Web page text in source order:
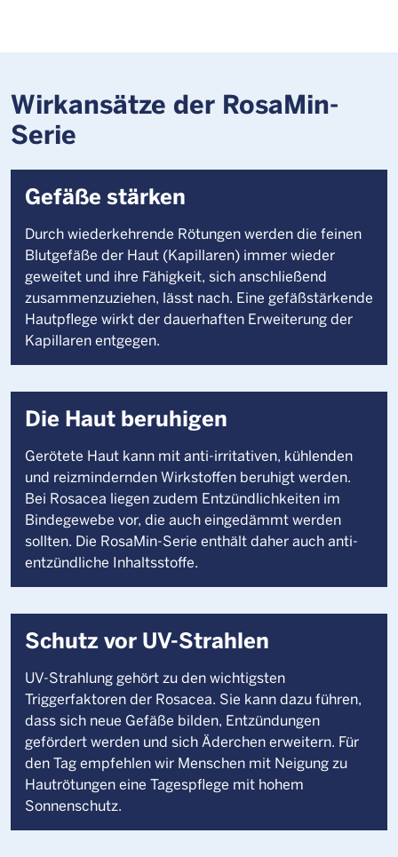
Wirkansätze der RosaMin-
Serie
Gefäße stärken
Durch wiederkehrende Rötungen werden die feinen
Blutgefäße der Haut (Kapillaren) immer wieder
geweitet und ihre Fähigkeit, sich anschließend
zusammenzuziehen, lässt nach. Eine gefäßstärkende
Hautpflege wirkt der dauerhaften Erweiterung der
Kapillaren entgegen.
Die Haut beruhigen
Gerötete Haut kann mit anti-irritativen, kühlenden
und reizmindernden Wirkstoffen beruhigt werden.
Bei Rosacea liegen zudem Entzündlichkeiten im
Bindegewebe vor, die auch eingedämmt werden
sollten. Die RosaMin-Serie enthält daher auch anti-
entzündliche Inhaltsstoffe.
Schutz vor UV-Strahlen
UV-Strahlung gehört zu den wichtigsten
Triggerfaktoren der Rosacea. Sie kann dazu führen,
dass sich neue Gefäße bilden, Entzündungen
gefördert werden und sich Äderchen erweitern. Für
den Tag empfehlen wir Menschen mit Neigung zu
Hautrötungen eine Tagespflege mit hohem
Sonnenschutz.